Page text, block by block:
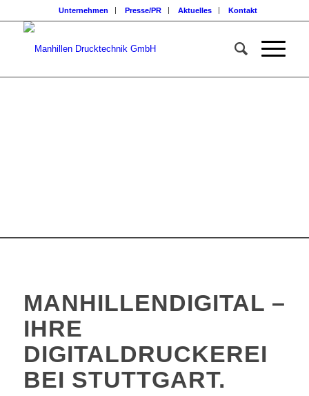
Unternehmen Presse/PR Aktuelles Kontakt
MANHILLENDIGITAL –
IHRE
DIGITALDRUCKEREI
BEI STUTTGART.